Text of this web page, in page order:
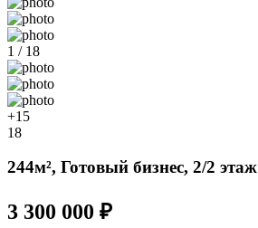
1 / 18
+15
18
244м², Готовый бизнес, 2/2 этаж
3 300 000 ₽